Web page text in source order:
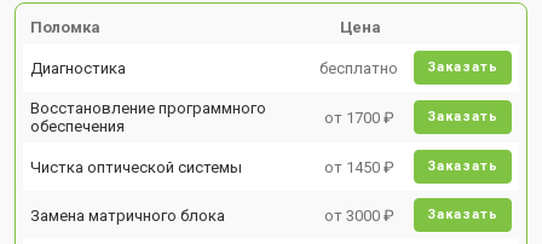
Поломка Цена
Диагностика бесплатно Заказать
Восстановление программного
обеспечения
от 1700 ₽ Заказать
Чистка оптической системы от 1450 ₽ Заказать
Замена матричного блока от 3000 ₽ Заказать